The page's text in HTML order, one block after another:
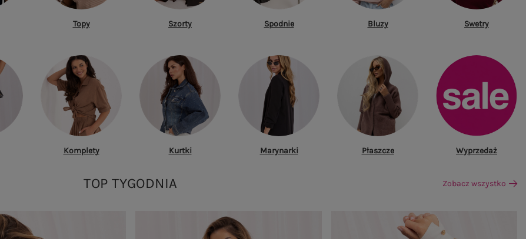
Topy Szorty Spodnie Bluzy Swetry
Komplety Kurtki Marynarki Płaszcze Wyprzedaż
TOP TYGODNIA Zobacz wszystko